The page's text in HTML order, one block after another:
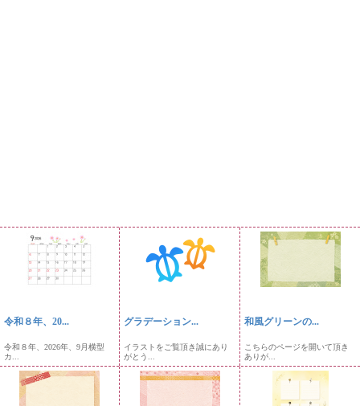
令和８年、20...
令和８年、2026年、9月横型
カ...
グラデーション...
イラストをご覧頂き誠にあり
がとう...
和風グリーンの...
こちらのページを開いて頂き
ありが...